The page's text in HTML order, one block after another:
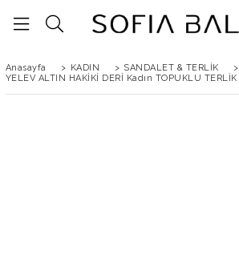
Anasayfa > KADIN > SANDALET & TERLİK >
YELEV ALTIN HAKİKİ DERİ Kadın TOPUKLU TERLİK